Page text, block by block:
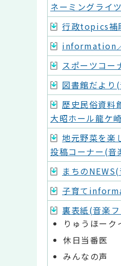
ネーミングライ
行政topics補
information
スポーツコ
図書館だよ
歴史民俗資料
大昭ホール龍ケ
地元野菜を楽
投稿コーナー(
まちの
子育て
裏表紙(音楽
りゅうほーク
休日当番医
みんなの声